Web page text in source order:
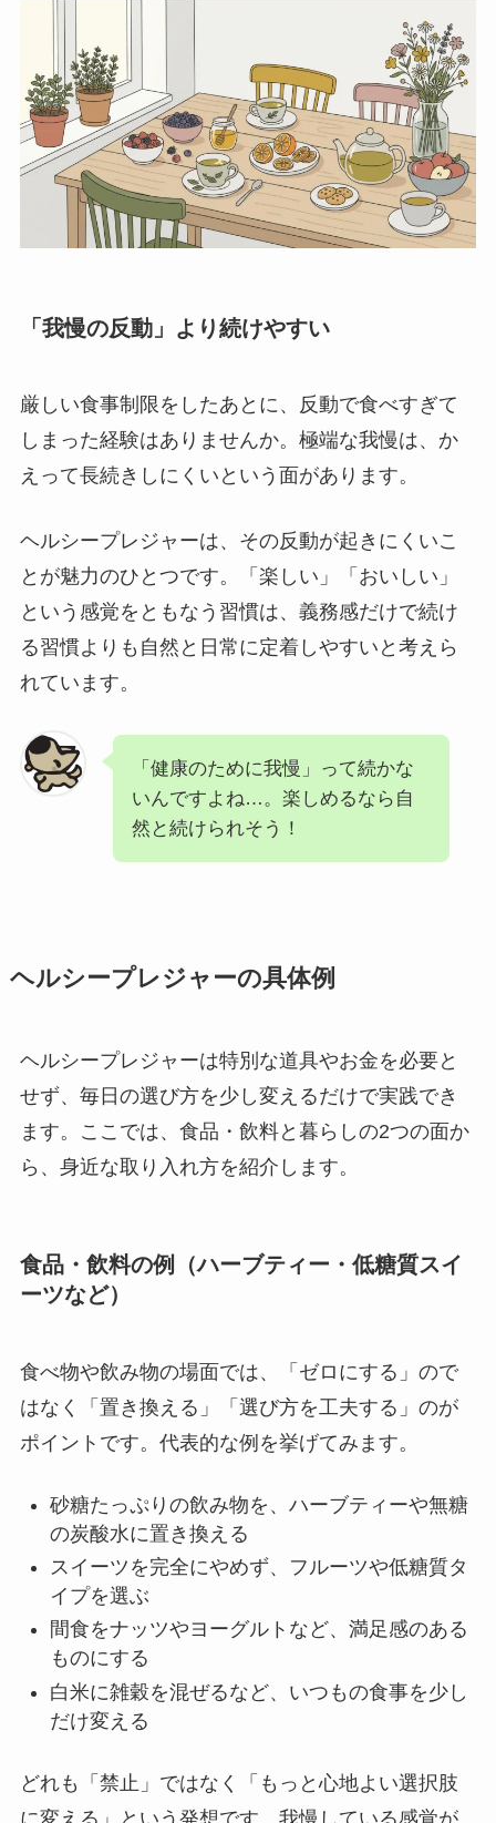
「我慢の反動」より続けやすい
厳しい食事制限をしたあとに、反動で食べすぎて
しまった経験はありませんか。極端な我慢は、か
えって長続きしにくいという面があります。
ヘルシープレジャーは、その反動が起きにくいこ
とが魅力のひとつです。「楽しい」「おいしい」
という感覚をともなう習慣は、義務感だけで続け
る習慣よりも自然と日常に定着しやすいと考えら
れています。
「健康のために我慢」って続かな
いんですよね…。楽しめるなら自
然と続けられそう！
ヘルシープレジャーの具体例
ヘルシープレジャーは特別な道具やお金を必要と
せず、毎日の選び方を少し変えるだけで実践でき
ます。ここでは、食品・飲料と暮らしの2つの面か
ら、身近な取り入れ方を紹介します。
食品・飲料の例（ハーブティー・低糖質スイ
ーツなど）
食べ物や飲み物の場面では、「ゼロにする」ので
はなく「置き換える」「選び方を工夫する」のが
ポイントです。代表的な例を挙げてみます。
砂糖たっぷりの飲み物を、ハーブティーや無糖
の炭酸水に置き換える
スイーツを完全にやめず、フルーツや低糖質タ
イプを選ぶ
間食をナッツやヨーグルトなど、満足感のある
ものにする
白米に雑穀を混ぜるなど、いつもの食事を少し
だけ変える
どれも「禁止」ではなく「もっと心地よい選択肢
に変える」という発想です。我慢している感覚が